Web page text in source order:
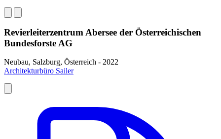
Revierleiterzentrum Abersee der Österreichischen
Bundesforste AG
Neubau, Salzburg, Österreich - 2022
Architekturbüro Sailer